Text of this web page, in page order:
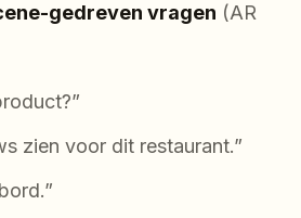
gedreven vragen (AR
zien voor dit restaurant.”